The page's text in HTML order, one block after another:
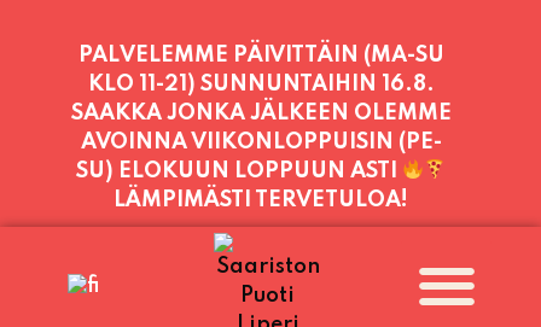
KLO 11-21) SUNNUNTAIHIN 16.8.
SAAKKA JONKA JÄLKEEN OLEMME
AVOINNA VIIKONLOPPUISIN (PE-
SU) ELOKUUN LOPPUUN ASTI
LÄMPIMÄSTI TERVETULOA!
PALVELEMME TÄNÄÄN:
LAUANTAI 11:00 - 21:00